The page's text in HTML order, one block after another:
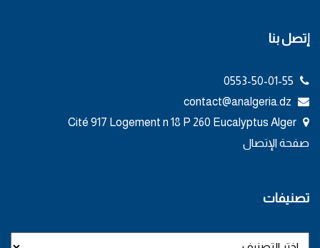
إتصل بنا
صفحة الإتصال
تصنيفات